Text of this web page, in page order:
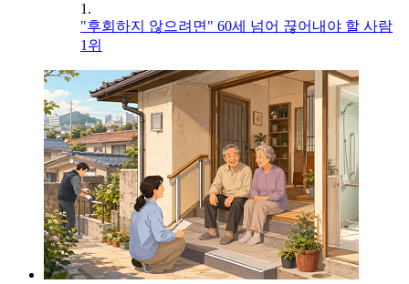
1.
"후회하지 않으려면" 60세 넘어 끊어내야 할 사람
1위